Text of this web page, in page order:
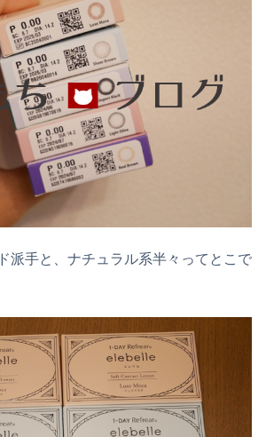
派手と、ナチュラル系半々ってとこで